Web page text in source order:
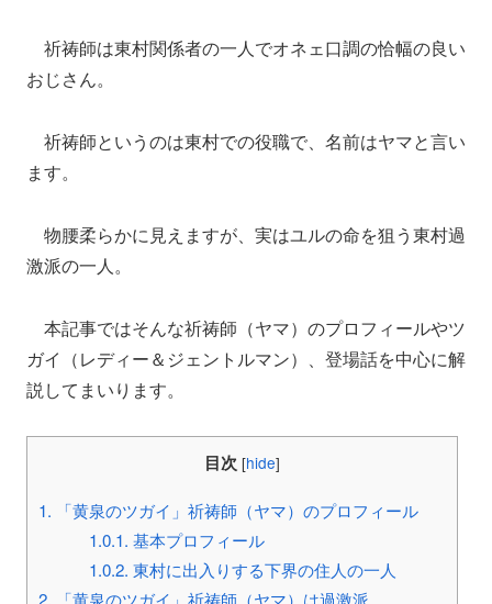
祈祷師は東村関係者の一人でオネェ口調の恰幅の良い
おじさん。
祈祷師というのは東村での役職で、名前はヤマと言い
ます。
物腰柔らかに見えますが、実はユルの命を狙う東村過
激派の一人。
本記事ではそんな祈祷師（ヤマ）のプロフィールやツ
ガイ（レディー＆ジェントルマン）、登場話を中心に解
説してまいります。
目次 [hide]
1. 「黄泉のツガイ」祈祷師（ヤマ）のプロフィール
1.0.1. 基本プロフィール
1.0.2. 東村に出入りする下界の住人の一人
2. 「黄泉のツガイ」祈祷師（ヤマ）は過激派